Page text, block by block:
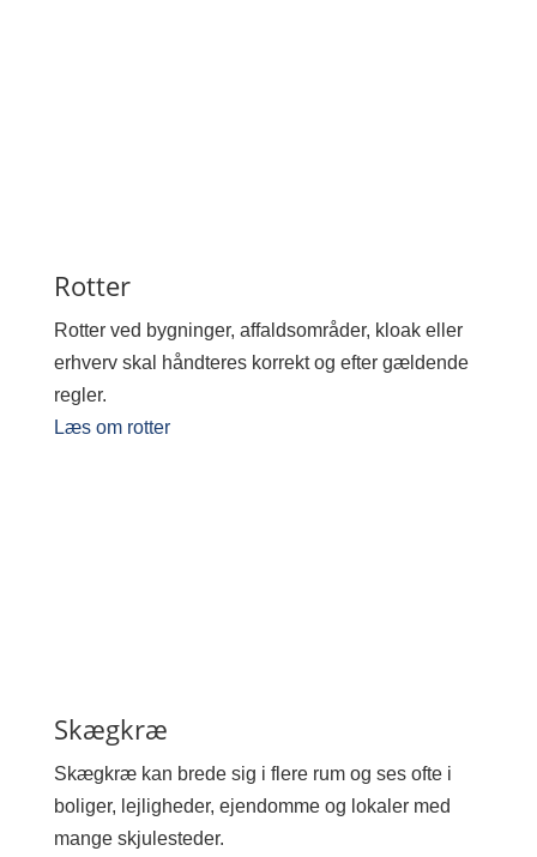
Rotter
Rotter ved bygninger, affaldsområder, kloak eller
erhverv skal håndteres korrekt og efter gældende
regler.
Læs om rotter
Skægkræ
Skægkræ kan brede sig i flere rum og ses ofte i
boliger, lejligheder, ejendomme og lokaler med
mange skjulesteder.